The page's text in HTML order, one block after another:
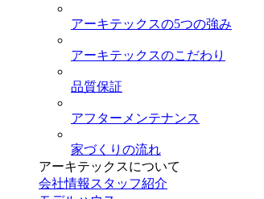
アーキテックスの5つの強み
アーキテックスのこだわり
品質保証
アフターメンテナンス
家づくりの流れ
アーキテックスについて
会社情報 スタッフ紹介